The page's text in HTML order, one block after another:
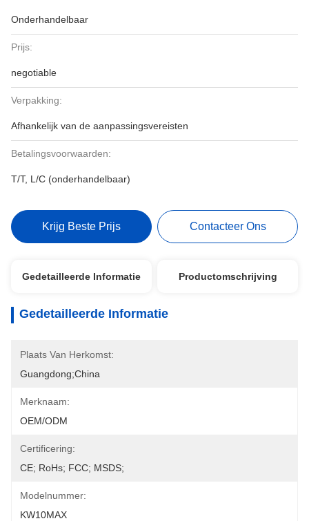
Onderhandelbaar
Prijs:
negotiable
Verpakking:
Afhankelijk van de aanpassingsvereisten
Betalingsvoorwaarden:
T/T, L/C (onderhandelbaar)
Krijg Beste Prijs Contacteer Ons
Gedetailleerde Informatie Productomschrijving
Gedetailleerde Informatie
Plaats Van Herkomst:
Guangdong;China
Merknaam:
OEM/ODM
Certificering:
CE; RoHs; FCC; MSDS;
Modelnummer:
KW10MAX